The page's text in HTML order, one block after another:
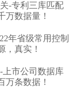
-专利三库匹配
万数据量！
年省级常用控制
，真实！
上市公司数据库
万条数据！